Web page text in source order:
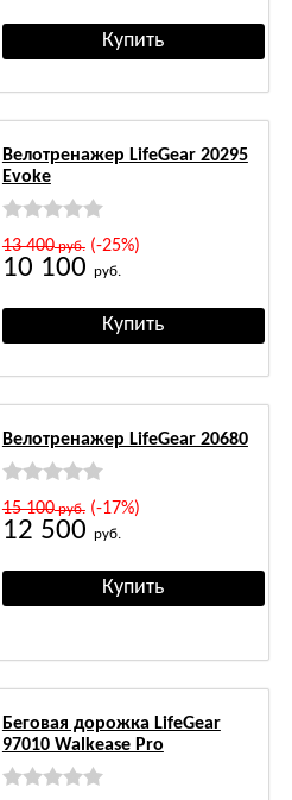
Велотренажер LifeGear 20295
Evoke
13 400руб.(-25%)
10 100 руб.
Велотренажер LifeGear 20680
15 100руб.(-17%)
12 500 руб.
Беговая дорожка LifeGear
97010 Walkease Pro